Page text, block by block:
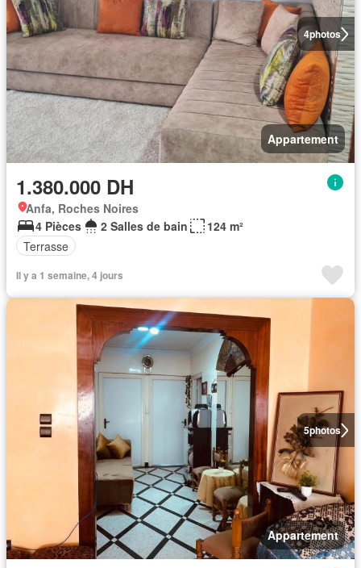
4photos
Appartement
1.380.000 DH
Anfa, Roches Noires
4 Pièces
2 Salles de bain
124 m²
Terrasse
Il y a 1 semaine, 4 jours
5photos
Appartement